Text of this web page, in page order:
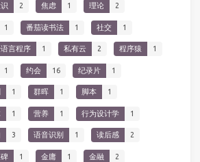
2 焦虑 1 理论 2
1 番茄读书法 1 社交 1
言程序 1 私有云 2 程序猿 1
1 约会 16 纪录片 1
1 群晖 1 脚本 1
1 营养 1 行为设计学 1
3 语音识别 1 读后感 2
1 金庸 1 金融 2